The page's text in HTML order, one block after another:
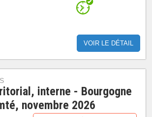
VOIR LE DÉTAIL
interne - Bourgogne
novembre 2026